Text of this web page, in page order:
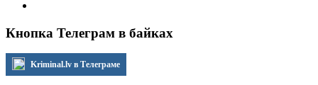
Кнопка Телеграм в байках
Kriminal.lv в Телеграме